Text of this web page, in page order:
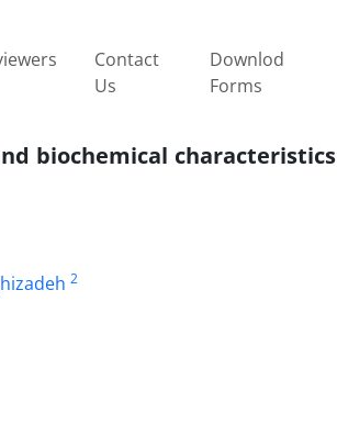
Contact
Us
Downlod
Forms
biochemical characteristics
2